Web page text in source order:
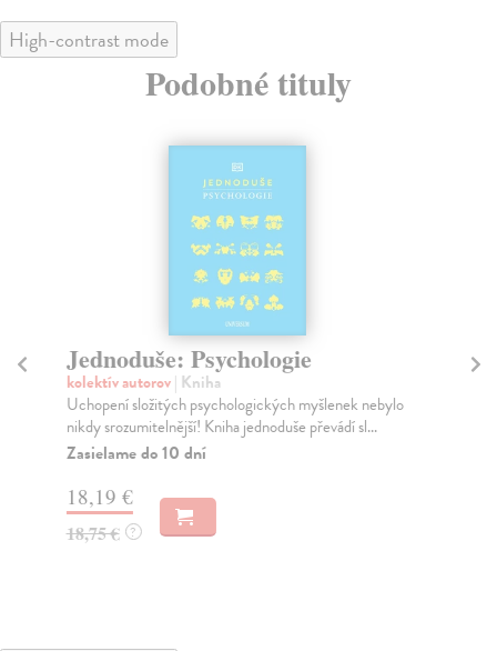
High-contrast mode
Podobné tituly
Jednoduše: Psychologie
kolektív autorov| Kniha
Uchopení složitých psychologických myšlenek nebylo
nikdy srozumitelnější! Kniha jednoduše převádí sl...
Zasielame do 10 dní
18,19 €
18,75 € ?